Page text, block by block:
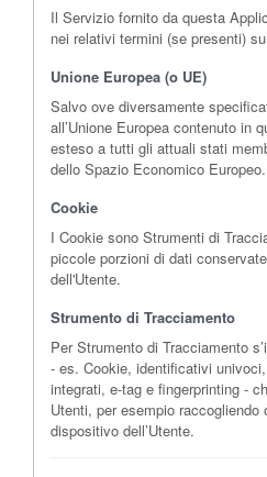
Il Servizio fornito da questa
nei relativi termini (se presenti)
Unione Europea (o UE)
Salvo ove diversamente
all’Unione Europea contenuto in
esteso a tutti gli attuali stati
dello Spazio Economico Europeo.
Cookie
I Cookie sono Strumenti di
piccole porzioni di dati
dell'Utente.
Strumento di Tracciamento
Per Strumento di Tracciamento
- es. Cookie, identificativi
integrati, e-tag e fingerprinting -
Utenti, per esempio
dispositivo dell’Utente.